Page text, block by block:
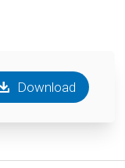
Download